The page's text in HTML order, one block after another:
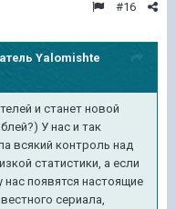
#16
Yalomishte
и станет новой
У нас и так
всякий контроль над
статистики, а если
нас появятся настоящие
сериала,